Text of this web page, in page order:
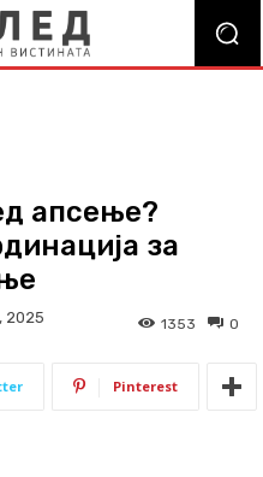
апсење?
за
2025 0
1353
Pinterest